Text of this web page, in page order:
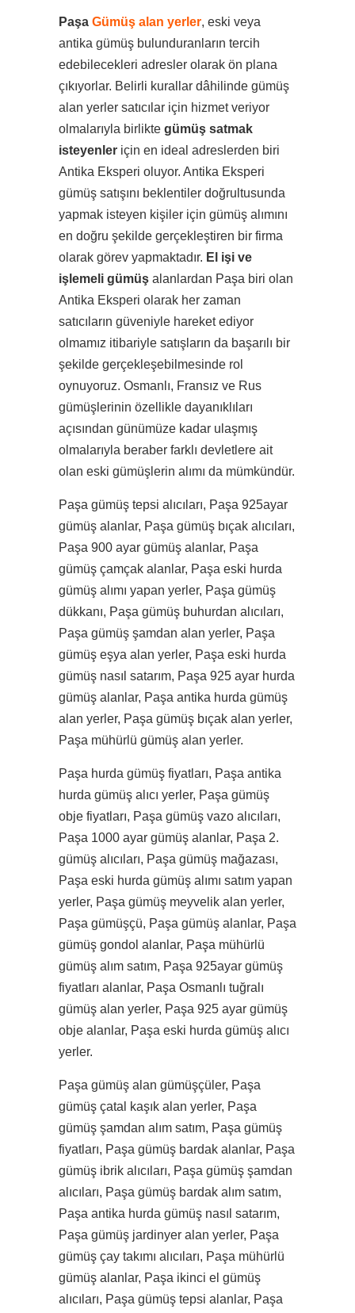
Paşa Gümüş alan yerler, eski veya
antika gümüş bulunduranların tercih
edebilecekleri adresler olarak ön plana
çıkıyorlar. Belirli kurallar dâhilinde gümüş
alan yerler satıcılar için hizmet veriyor
olmalarıyla birlikte gümüş satmak
isteyenler için en ideal adreslerden biri
Antika Eksperi oluyor. Antika Eksperi
gümüş satışını beklentiler doğrultusunda
yapmak isteyen kişiler için gümüş alımını
en doğru şekilde gerçekleştiren bir firma
olarak görev yapmaktadır. El işi ve
işlemeli gümüş alanlardan Paşa biri olan
Antika Eksperi olarak her zaman
satıcıların güveniyle hareket ediyor
olmamız itibariyle satışların da başarılı bir
şekilde gerçekleşebilmesinde rol
oynuyoruz. Osmanlı, Fransız ve Rus
gümüşlerinin özellikle dayanıklıları
açısından günümüze kadar ulaşmış
olmalarıyla beraber farklı devletlere ait
olan eski gümüşlerin alımı da mümkündür.
Paşa gümüş tepsi alıcıları, Paşa 925ayar
gümüş alanlar, Paşa gümüş bıçak alıcıları,
Paşa 900 ayar gümüş alanlar, Paşa
gümüş çamçak alanlar, Paşa eski hurda
gümüş alımı yapan yerler, Paşa gümüş
dükkanı, Paşa gümüş buhurdan alıcıları,
Paşa gümüş şamdan alan yerler, Paşa
gümüş eşya alan yerler, Paşa eski hurda
gümüş nasıl satarım, Paşa 925 ayar hurda
gümüş alanlar, Paşa antika hurda gümüş
alan yerler, Paşa gümüş bıçak alan yerler,
Paşa mühürlü gümüş alan yerler.
Paşa hurda gümüş fiyatları, Paşa antika
hurda gümüş alıcı yerler, Paşa gümüş
obje fiyatları, Paşa gümüş vazo alıcıları,
Paşa 1000 ayar gümüş alanlar, Paşa 2.
gümüş alıcıları, Paşa gümüş mağazası,
Paşa eski hurda gümüş alımı satım yapan
yerler, Paşa gümüş meyvelik alan yerler,
Paşa gümüşçü, Paşa gümüş alanlar, Paşa
gümüş gondol alanlar, Paşa mühürlü
gümüş alım satım, Paşa 925ayar gümüş
fiyatları alanlar, Paşa Osmanlı tuğralı
gümüş alan yerler, Paşa 925 ayar gümüş
obje alanlar, Paşa eski hurda gümüş alıcı
yerler.
Paşa gümüş alan gümüşçüler, Paşa
gümüş çatal kaşık alan yerler, Paşa
gümüş şamdan alım satım, Paşa gümüş
fiyatları, Paşa gümüş bardak alanlar, Paşa
gümüş ibrik alıcıları, Paşa gümüş şamdan
alıcıları, Paşa gümüş bardak alım satım,
Paşa antika hurda gümüş nasıl satarım,
Paşa gümüş jardinyer alan yerler, Paşa
gümüş çay takımı alıcıları, Paşa mühürlü
gümüş alanlar, Paşa ikinci el gümüş
alıcıları, Paşa gümüş tepsi alanlar, Paşa